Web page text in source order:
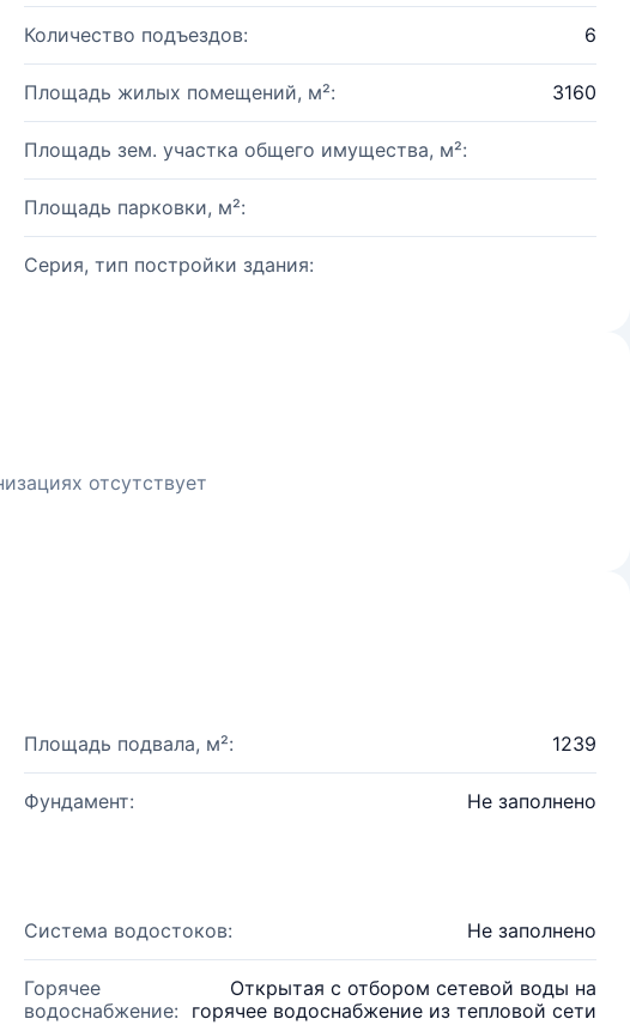
Количество подъездов: 6
Площадь жилых помещений, м²: 3160
Площадь зем. участка общего имущества, м²:
Площадь парковки, м²:
Серия, тип постройки здания:
отсутствует
Площадь подвала, м²: 1239
Фундамент: Не заполнено
Система водостоков: Не заполнено
Горячее
водоснабжение:
Открытая с отбором сетевой воды на
горячее водоснабжение из тепловой сети